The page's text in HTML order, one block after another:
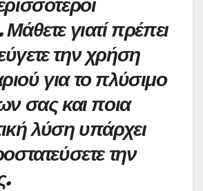
γιατί πρέπει
την χρήση
για το πλύσιμο
σας και ποια
λύση υπάρχει
την